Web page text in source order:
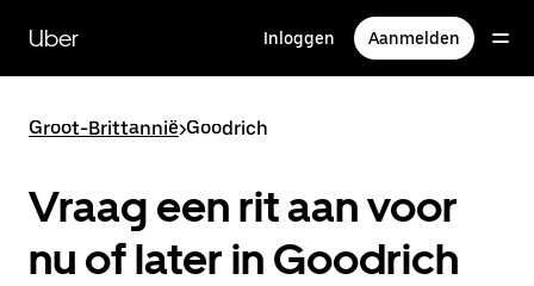
naar
hoofdinhoud
Uber Inloggen Aanmelden
Groot-Brittannië>Goodrich
Vraag een rit aan voor
nu of later in Goodrich